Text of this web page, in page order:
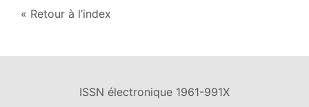
Retour à l’index
ISSN électronique 1961-991X